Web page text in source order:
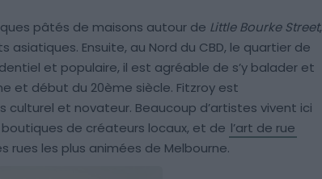
pâtés de maisons autour de Little Bourke Street,
Ensuite, au Nord du CBD, le quartier de
et populaire, il est agréable de s’y balader et
et début du 20ème siècle. Fitzroy est
et novateur. Beaucoup d’artistes vivent ici
de créateurs locaux, et de l’art de rue
rues les plus animées de Melbourne.